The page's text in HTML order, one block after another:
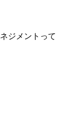
ジメントって